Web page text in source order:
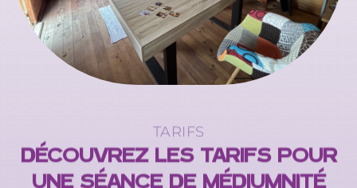
TARIFS
DÉCOUVREZ LES TARIFS POUR
UNE SÉANCE DE MÉDIUMNITÉ